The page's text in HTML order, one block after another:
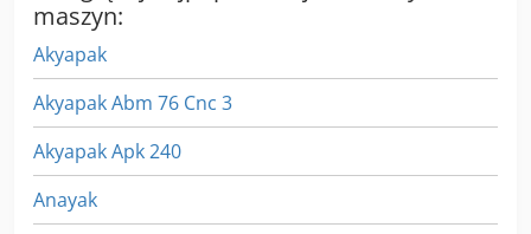
maszyn:
Akyapak
Akyapak Abm 76 Cnc 3
Akyapak Apk 240
Anayak